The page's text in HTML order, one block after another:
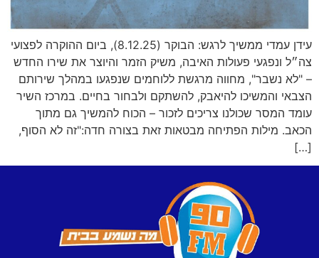
עידן עמדי ממשיך לרגש: הבוקר (8.12.25), ביום ההוקרה לפצועי
צה״ל ונפגעי פעולות האיבה, משיק הזמר והיוצר את שירו החדש
– "לא נשבר", מחווה מרגשת ללוחמים שנפגעו במהלך שירותם
הצבאי והמשיכו להיאבק, להשתקם ולבחור בחיים. במרכז השיר
עומד המסר שכולנו צריכים לזכור – הכוח להמשיך גם מתוך
הכאב. מילות הפתיחה מבטאות זאת בצורה חדה:"זה לא הסוף,
[…]